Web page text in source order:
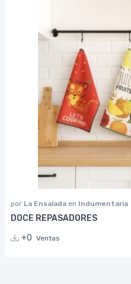
por La Ensalada en Indumentaria
DOCE REPASADORES
+0 Ventas